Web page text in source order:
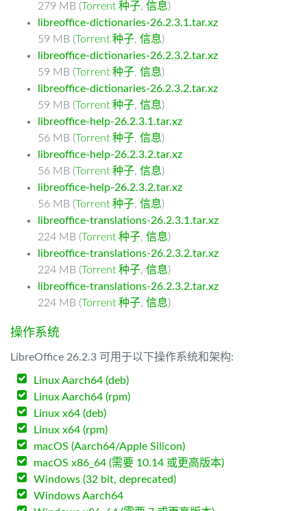
279 MB (Torrent 种子, 信息)
libreoffice-dictionaries-26.2.3.1.tar.xz
59 MB (Torrent 种子, 信息)
libreoffice-dictionaries-26.2.3.2.tar.xz
59 MB (Torrent 种子, 信息)
libreoffice-dictionaries-26.2.3.2.tar.xz
59 MB (Torrent 种子, 信息)
libreoffice-help-26.2.3.1.tar.xz
56 MB (Torrent 种子, 信息)
libreoffice-help-26.2.3.2.tar.xz
56 MB (Torrent 种子, 信息)
libreoffice-help-26.2.3.2.tar.xz
56 MB (Torrent 种子, 信息)
libreoffice-translations-26.2.3.1.tar.xz
224 MB (Torrent 种子, 信息)
libreoffice-translations-26.2.3.2.tar.xz
224 MB (Torrent 种子, 信息)
libreoffice-translations-26.2.3.2.tar.xz
224 MB (Torrent 种子, 信息)
操作系统
LibreOffice 26.2.3 可用于以下操作系统和架构:
Linux Aarch64 (deb)
Linux Aarch64 (rpm)
Linux x64 (deb)
Linux x64 (rpm)
macOS (Aarch64/Apple Silicon)
macOS x86_64 (需要 10.14 或更高版本)
Windows (32 bit, deprecated)
Windows Aarch64